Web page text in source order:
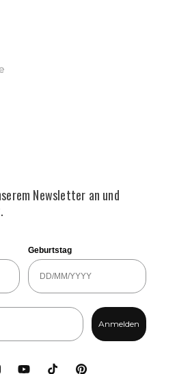
Newsletter an und
Geburtstag
Anmelden